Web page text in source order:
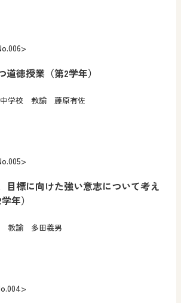
徳授業（第2学年）
中学校 教諭 藤原有佐
目標に向けた強い意志について考え
年）
教諭 多田義男